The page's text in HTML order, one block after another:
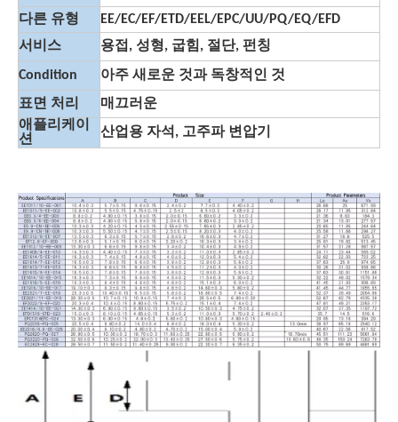
다른 유형
EE/EC/EF/ETD/EEL/EPC/UU/PQ/EQ/EFD
서비스
용접, 성형, 굽힘, 절단, 펀칭
Condition
아주 새로운 것과 독창적인 것
표면 처리
매끄러운
애플리케이
션
산업용 자석, 고주파 변압기